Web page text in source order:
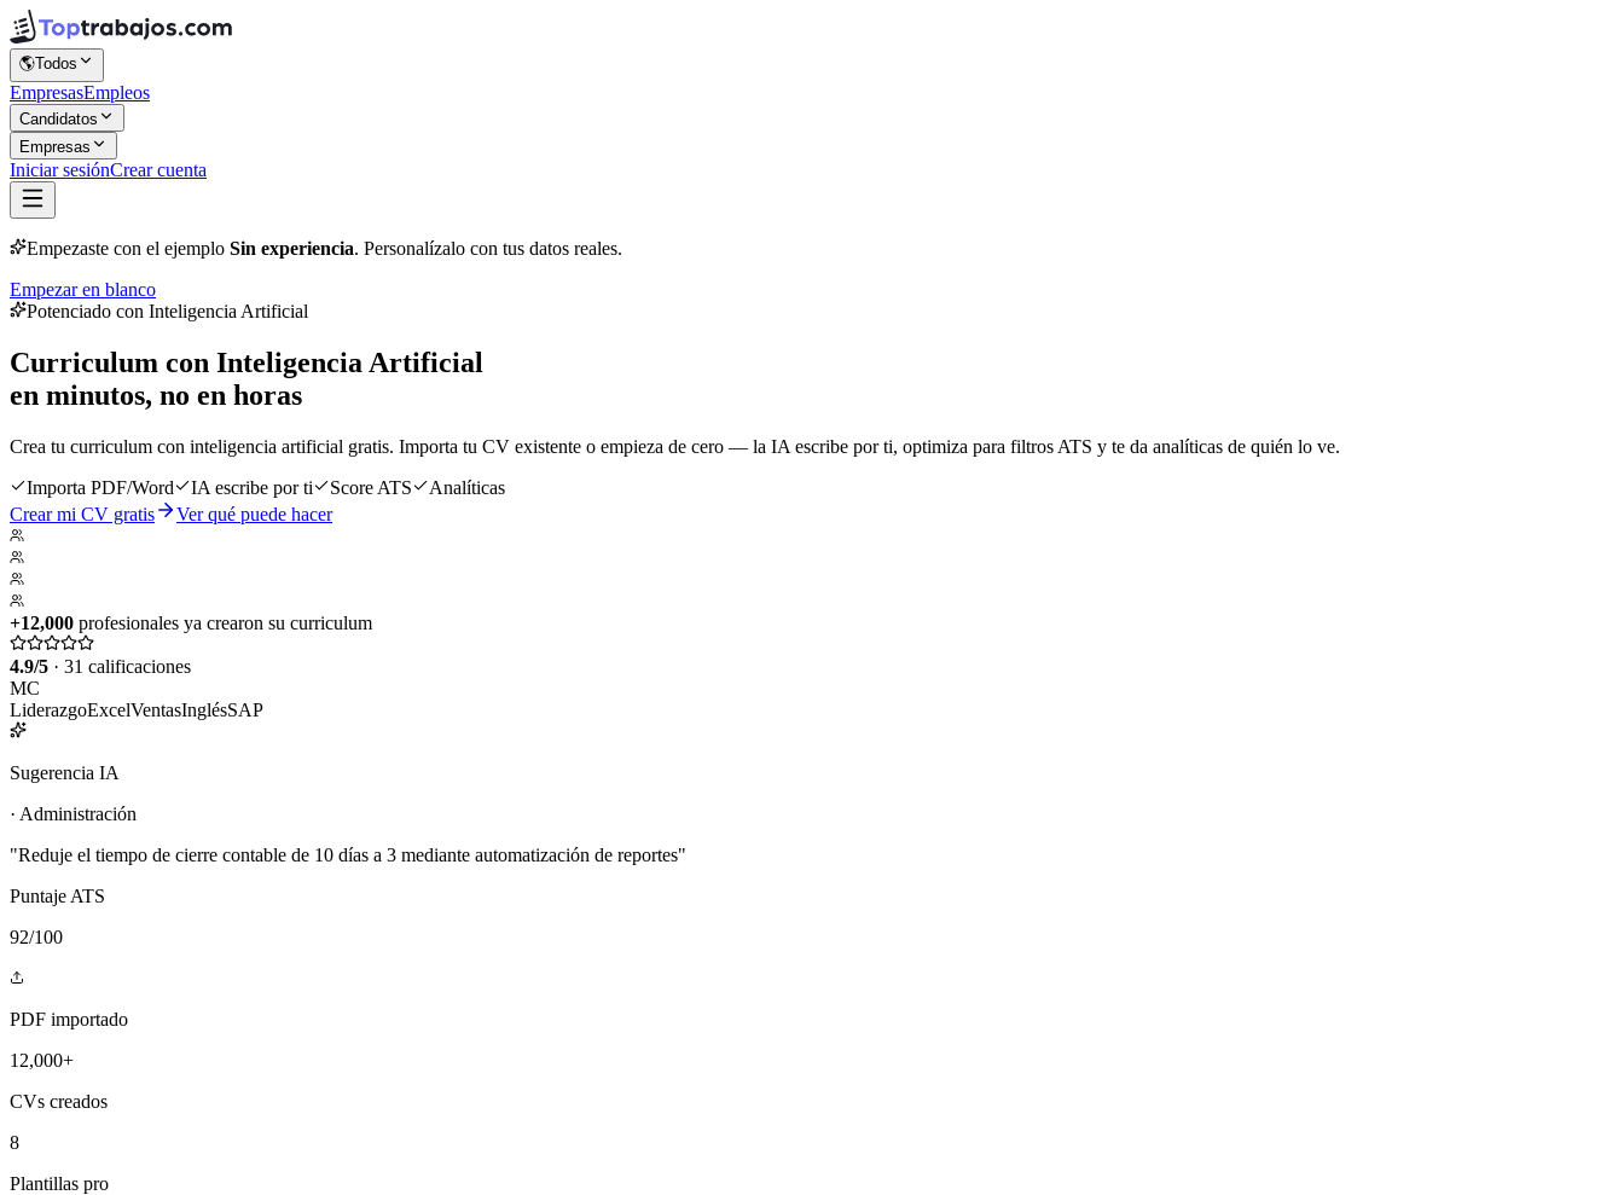
🌎Todos
EmpresasEmpleos
Candidatos
Empresas
Iniciar sesiónCrear cuenta
Empezaste con el ejemplo Sin experiencia. Personalízalo con tus datos reales.
Empezar en blanco
Potenciado con Inteligencia Artificial
Curriculum con Inteligencia Artificial
en minutos, no en horas
Crea tu curriculum con inteligencia artificial gratis. Importa tu CV existente o empieza de cero — la IA escribe por ti, optimiza para filtros ATS y te da analíticas de quién lo ve.
Importa PDF/Word
IA escribe por ti Score ATS
Analíticas
Crear mi CV gratis
Ver qué puede hacer
+12,000 profesionales ya crearon su curriculum
4.9/5 · 31 calificaciones
MC
LiderazgoExcelVentasInglésSAP
Sugerencia IA
· Administración
"Reduje el tiempo de cierre contable de 10 días a 3 mediante automatización de reportes"
Puntaje ATS
92/100
PDF importado
12,000+
CVs creados
8
Plantillas pro